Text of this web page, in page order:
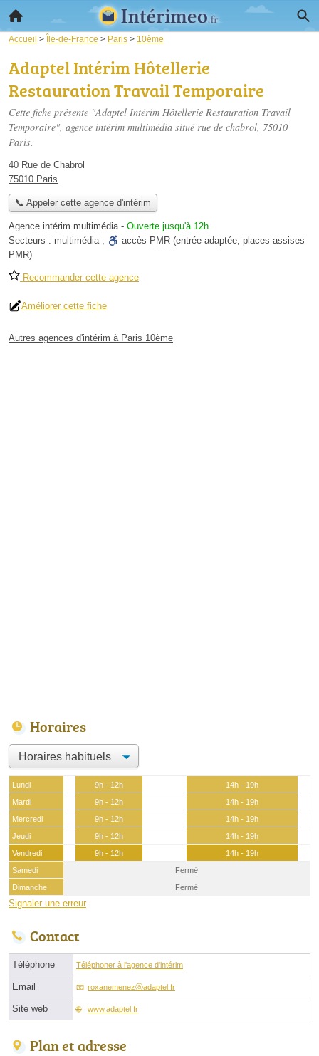
Accueil > Île-de-France > Paris > 10ème
Adaptel Intérim Hôtellerie
Restauration Travail Temporaire
Cette fiche présente "Adaptel Intérim Hôtellerie Restauration Travail
Temporaire", agence intérim multimédia situé rue de chabrol, 75010
Paris.
40 Rue de Chabrol
75010 Paris
📞 Appeler cette agence d'intérim
Agence intérim multimédia- Ouverte jusqu'à 12h
Secteurs : multimédia , accès PMR (entrée adaptée, places assises
PMR)
Recommander cette agence
Améliorer cette fiche
Autres agences d'intérim à Paris 10ème
Horaires
Lundi 9h - 12h
14h - 19h
Mardi
9h - 12h
14h - 19h
Mercredi
9h - 12h
14h - 19h
Jeudi
9h - 12h
14h - 19h
Vendredi
9h - 12h
14h - 19h
Samedi
Fermé
Dimanche
Fermé
Signaler une erreur
Contact
Téléphone Téléphoner à l'agence d'intérim
Email roxanemenezⓐadaptel.fr
Site web www.adaptel.fr
Plan et adresse